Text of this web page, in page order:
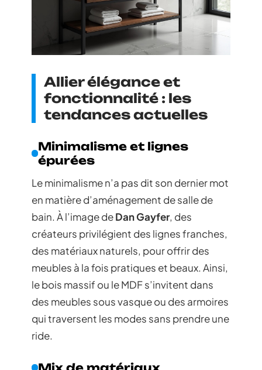
Allier élégance et
fonctionnalité : les
tendances actuelles
Minimalisme et lignes
épurées
Le minimalisme n’a pas dit son dernier mot
en matière d’aménagement de salle de
bain. À l’image deDan Gayfer, des
créateurs privilégient des lignes franches,
des matériaux naturels, pour offrir des
meubles à la fois pratiques et beaux. Ainsi,
le bois massif ou le MDF s’invitent dans
des meubles sous vasque ou des armoires
qui traversent les modes sans prendre une
ride.